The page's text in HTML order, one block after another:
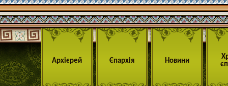
Архієрей Єпархія Новини